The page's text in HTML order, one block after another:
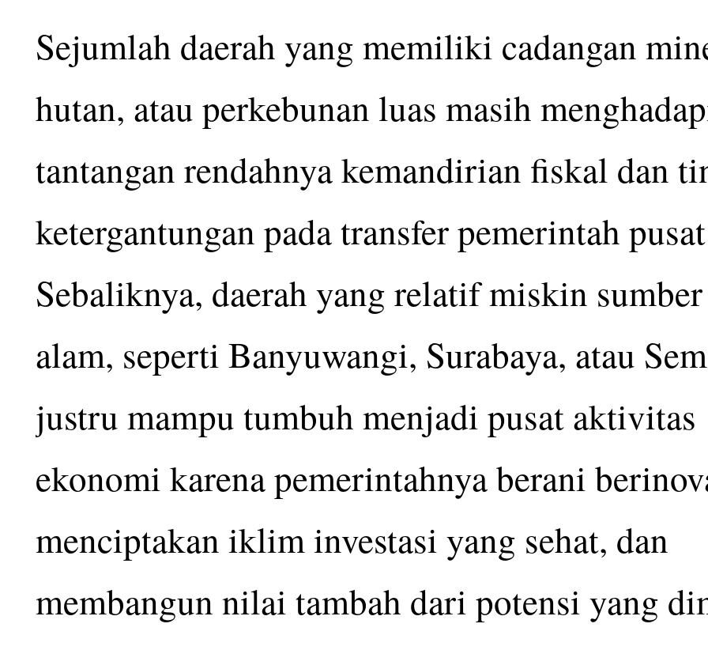
Sejumlah daerah yang memiliki cadangan
hutan, atau perkebunan luas masih
tantangan rendahnya kemandirian fiskal dan
ketergantungan pada transfer pemerintah
Sebaliknya, daerah yang relatif miskin
alam, seperti Banyuwangi, Surabaya, atau
justru mampu tumbuh menjadi pusat aktivitas
ekonomi karena pemerintahnya berani
menciptakan iklim investasi yang sehat, dan
membangun nilai tambah dari potensi yang